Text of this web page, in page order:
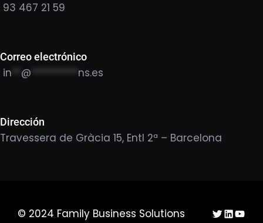
93 467 21 59
Correo electrónico
in @ ********** ns.es
Dirección
Travessera de Gràcia 15, Entl 2ª – Barcelona
© 2024 Family Business Solutions Twitter
LinkedIn